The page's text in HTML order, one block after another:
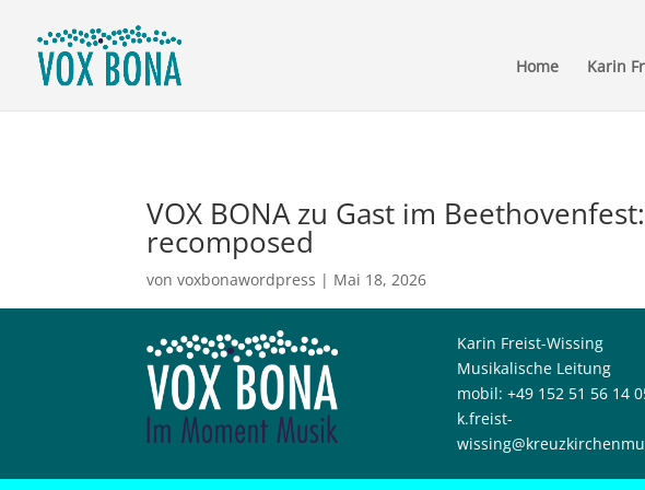
Home Karin
VOX BONA zu Gast im
recomposed
vonvoxbonawordpress | Mai 18, 2026
Karin Freist-Wissing
Musikalische Leitung
mobil: +49 152 51 56 14
k.freist-